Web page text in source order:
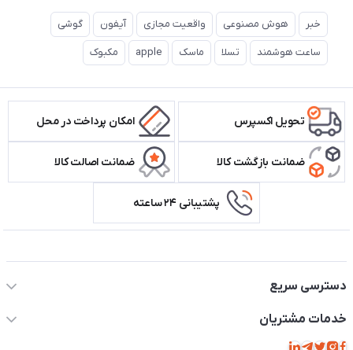
خبر هوش مصنوعی واقعیت مجازی آیفون گوشی
ساعت هوشمند تسلا ماسک apple مکبوک
تحویل اکسپرس امکان پرداخت در محل
ضمانت بازگشت کالا ضمانت اصالت کالا
پشتیبانی ۲۴ ساعته
دسترسی سریع
حساب کاربری
مجله فروشگاه
خدمات مشتریان